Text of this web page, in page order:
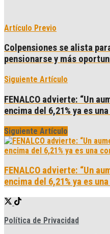
Artículo Previo
Colpensiones se alista
pensionarse y más
Siguiente Artículo
FENALCO advierte: “Un
encima del 6,21% ya es
Siguiente Artículo
FENALCO advierte: “Un
encima del 6,21% ya es
Política de Privacidad